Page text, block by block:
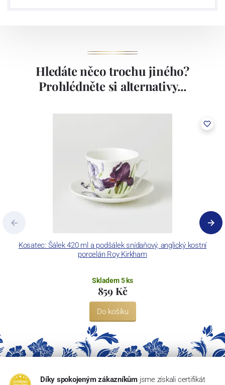
Hledáte něco trochu jiného?
Prohlédněte si alternativy...
Kosatec: Šálek 420 ml a podšálek snídaňový, anglický kostní
porcelán Roy Kirkham
Skladem 5 ks
859 Kč
Do košíku
Díky spokojeným zákazníkům jsme získali certifikát